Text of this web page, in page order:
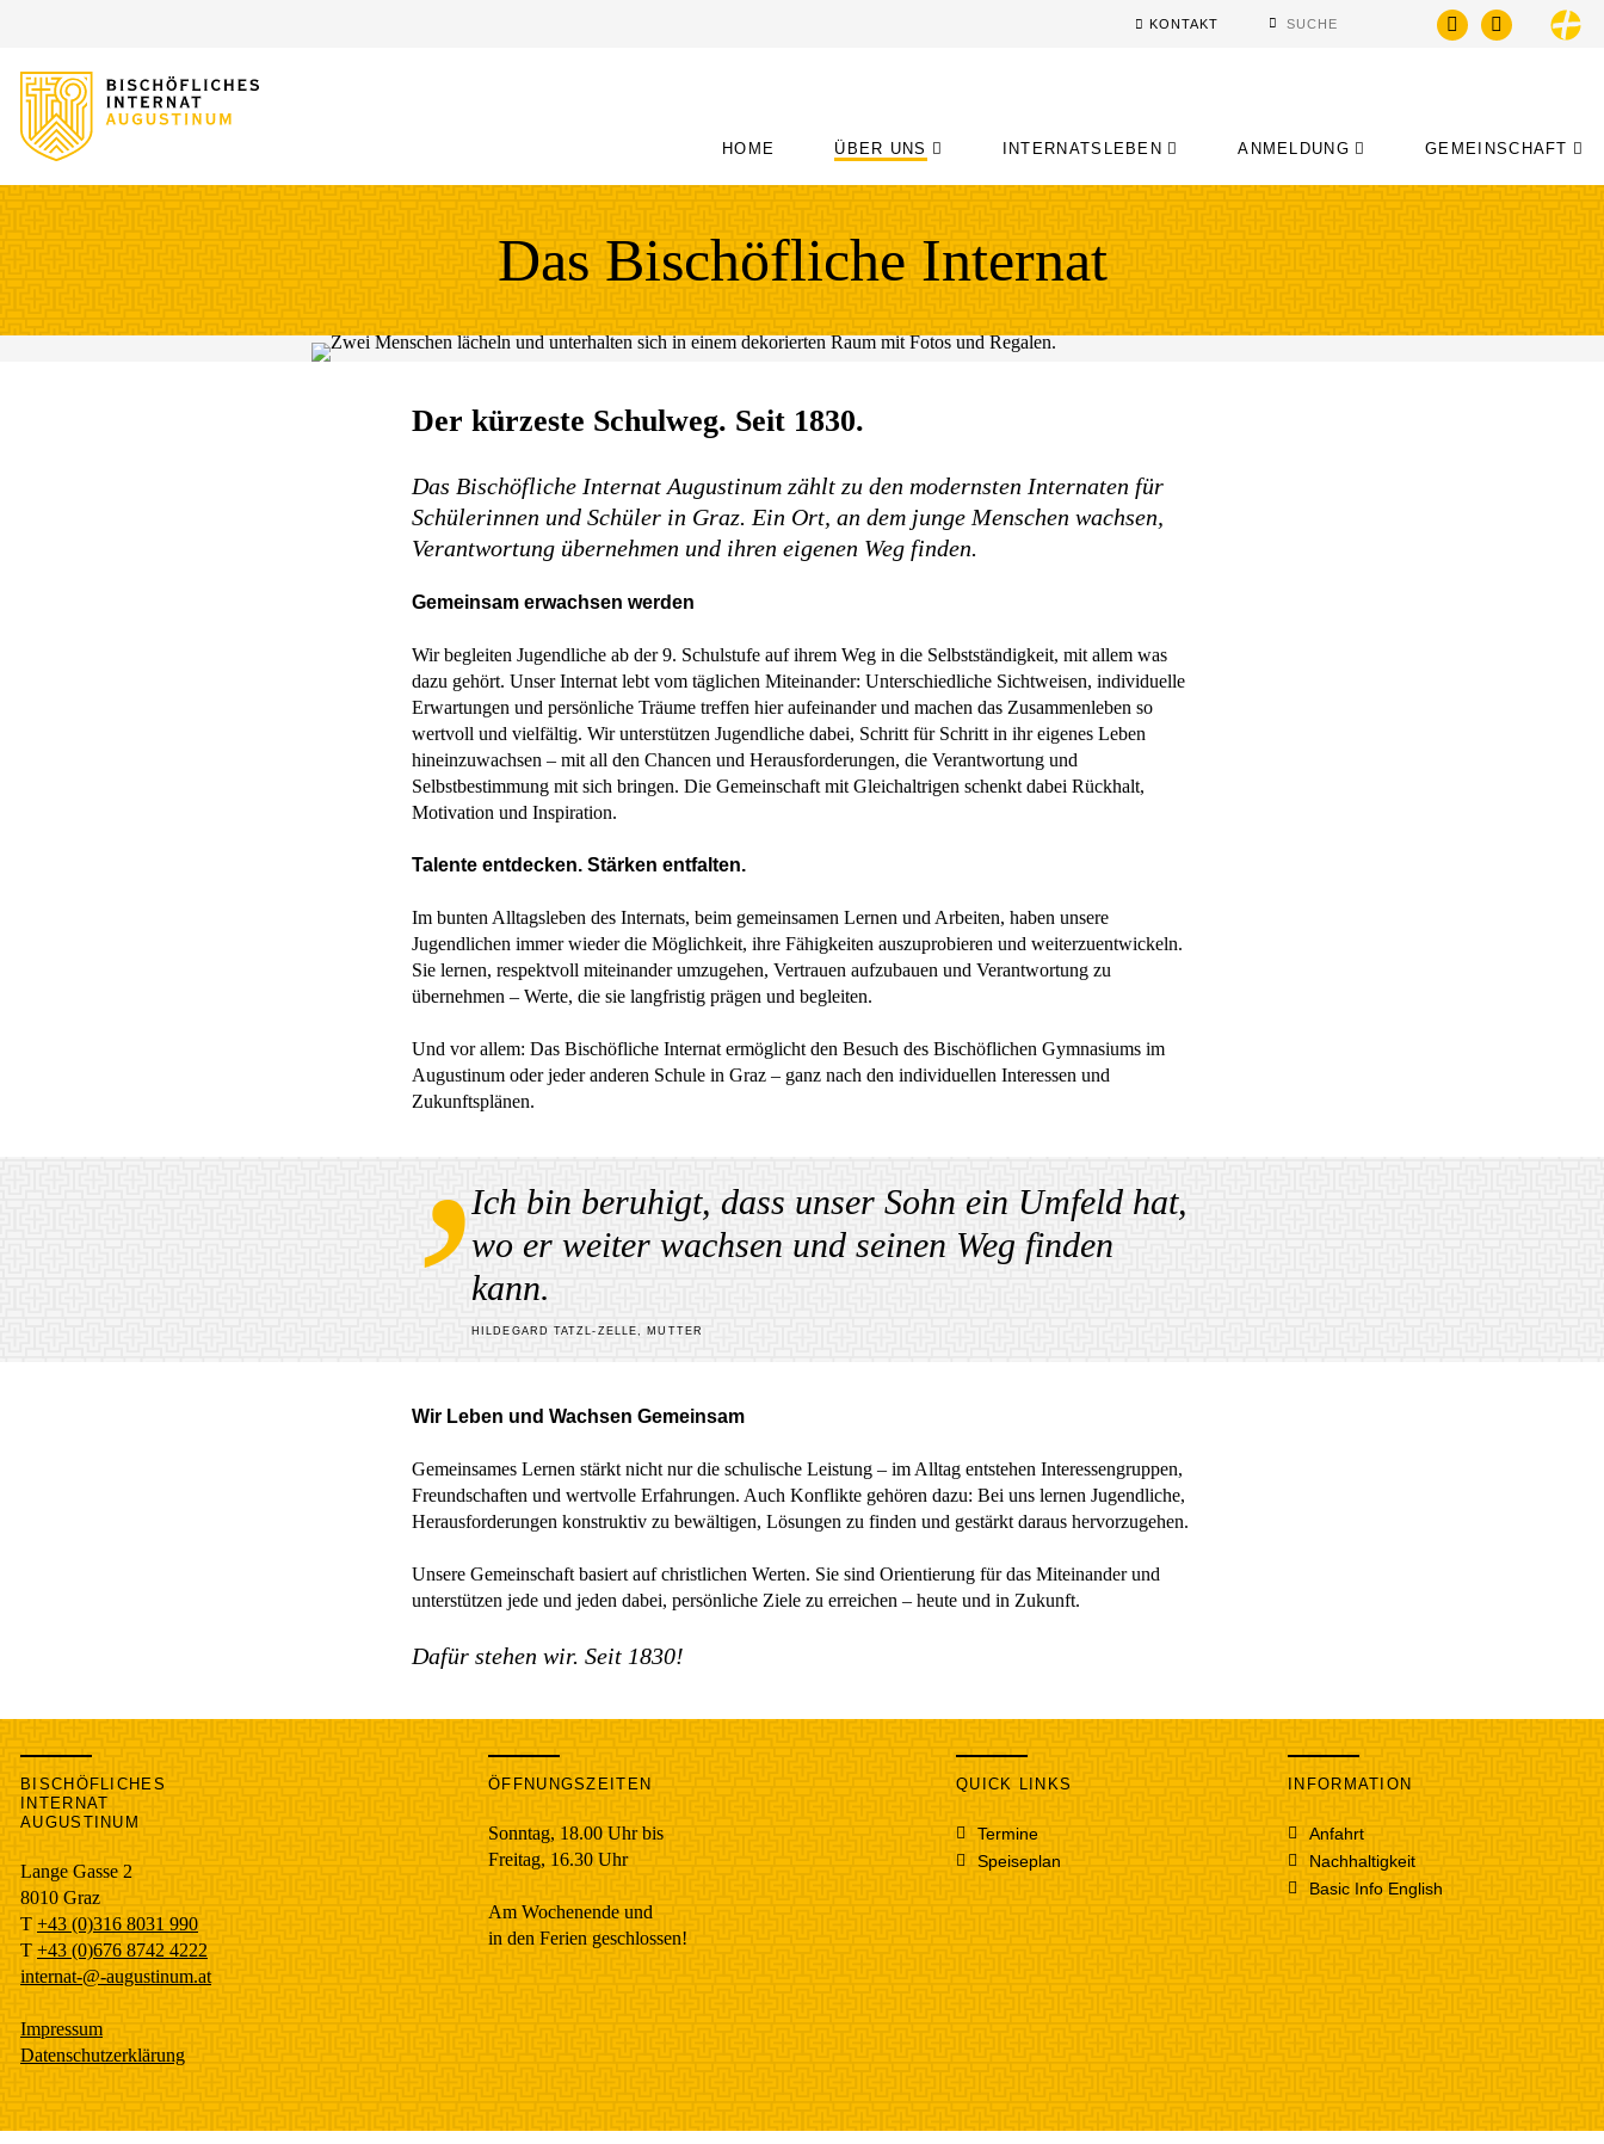
KONTAKT
HOME ÜBER UNS INTERNATSLEBEN ANMELDUNG GEMEINSCHAFT
Das Bischöfliche Internat
Der kürzeste Schulweg. Seit 1830.
Das Bischöfliche Internat Augustinum zählt zu den modernsten Internaten für
Schülerinnen und Schüler in Graz. Ein Ort, an dem junge Menschen wachsen,
Verantwortung übernehmen und ihren eigenen Weg finden.
Gemeinsam erwachsen werden
Wir begleiten Jugendliche ab der 9. Schulstufe auf ihrem Weg in die Selbstständigkeit, mit allem was
dazu gehört. Unser Internat lebt vom täglichen Miteinander: Unterschiedliche Sichtweisen, individuelle
Erwartungen und persönliche Träume treffen hier aufeinander und machen das Zusammenleben so
wertvoll und vielfältig. Wir unterstützen Jugendliche dabei, Schritt für Schritt in ihr eigenes Leben
hineinzuwachsen – mit all den Chancen und Herausforderungen, die Verantwortung und
Selbstbestimmung mit sich bringen. Die Gemeinschaft mit Gleichaltrigen schenkt dabei Rückhalt,
Motivation und Inspiration.
Talente entdecken. Stärken entfalten.
Im bunten Alltagsleben des Internats, beim gemeinsamen Lernen und Arbeiten, haben unsere
Jugendlichen immer wieder die Möglichkeit, ihre Fähigkeiten auszuprobieren und weiterzuentwickeln.
Sie lernen, respektvoll miteinander umzugehen, Vertrauen aufzubauen und Verantwortung zu
übernehmen – Werte, die sie langfristig prägen und begleiten.
Und vor allem: Das Bischöfliche Internat ermöglicht den Besuch des Bischöflichen Gymnasiums im
Augustinum oder jeder anderen Schule in Graz – ganz nach den individuellen Interessen und
Zukunftsplänen.
Ich bin beruhigt, dass unser Sohn ein Umfeld hat,
wo er weiter wachsen und seinen Weg finden
kann.
HILDEGARD TATZL-ZELLE, MUTTER
Wir Leben und Wachsen Gemeinsam
Gemeinsames Lernen stärkt nicht nur die schulische Leistung – im Alltag entstehen Interessengruppen,
Freundschaften und wertvolle Erfahrungen. Auch Konflikte gehören dazu: Bei uns lernen Jugendliche,
Herausforderungen konstruktiv zu bewältigen, Lösungen zu finden und gestärkt daraus hervorzugehen.
Unsere Gemeinschaft basiert auf christlichen Werten. Sie sind Orientierung für das Miteinander und
unterstützen jede und jeden dabei, persönliche Ziele zu erreichen – heute und in Zukunft.
Dafür stehen wir. Seit 1830!
BISCHÖFLICHES
INTERNAT
AUGUSTINUM
Lange Gasse 2
8010 Graz
T +43 (0)316 8031 990
T +43 (0)676 8742 4222
internat-@-augustinum.at
Impressum
Datenschutzerklärung
ÖFFNUNGSZEITEN
Sonntag, 18.00 Uhr bis
Freitag, 16.30 Uhr
Am Wochenende und
in den Ferien geschlossen!
QUICK LINKS
Termine
Speiseplan
INFORMATION
Anfahrt
Nachhaltigkeit
Basic Info English